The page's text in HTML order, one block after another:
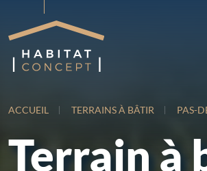
ACCUEIL TERRAINS À BÂTIR PAS-
Terrain à